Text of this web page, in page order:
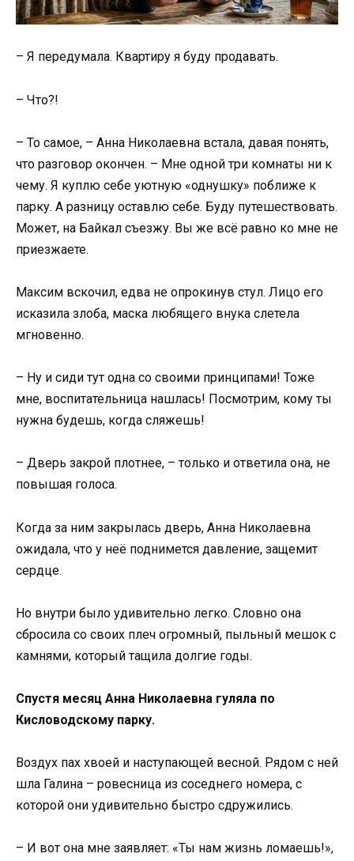
– Я передумала. Квартиру я буду продавать.
– Что?!
– То самое, – Анна Николаевна встала, давая понять,
что разговор окончен. – Мне одной три комнаты ни к
чему. Я куплю себе уютную «однушку» поближе к
парку. А разницу оставлю себе. Буду путешествовать.
Может, на Байкал съезжу. Вы же всё равно ко мне не
приезжаете.
Максим вскочил, едва не опрокинув стул. Лицо его
исказила злоба, маска любящего внука слетела
мгновенно.
– Ну и сиди тут одна со своими принципами! Тоже
мне, воспитательница нашлась! Посмотрим, кому ты
нужна будешь, когда сляжешь!
– Дверь закрой плотнее, – только и ответила она, не
повышая голоса.
Когда за ним закрылась дверь, Анна Николаевна
ожидала, что у неё поднимется давление, защемит
сердце.
Но внутри было удивительно легко. Словно она
сбросила со своих плеч огромный, пыльный мешок с
камнями, который тащила долгие годы.
Спустя месяц Анна Николаевна гуляла по
Кисловодскому парку.
Воздух пах хвоей и наступающей весной. Рядом с ней
шла Галина – ровесница из соседнего номера, с
которой они удивительно быстро сдружились.
– И вот она мне заявляет: «Ты нам жизнь ломаешь!»,